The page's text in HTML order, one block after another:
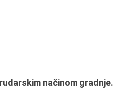
načinom gradnje.